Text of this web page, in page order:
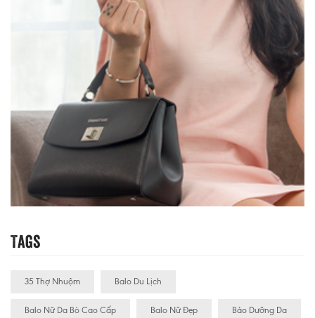
Tags
35 Thợ Nhuộm Balo Du Lịch
Balo Nữ Da Bò Cao Cấp Balo Nữ Đẹp Bảo Dưỡng Da